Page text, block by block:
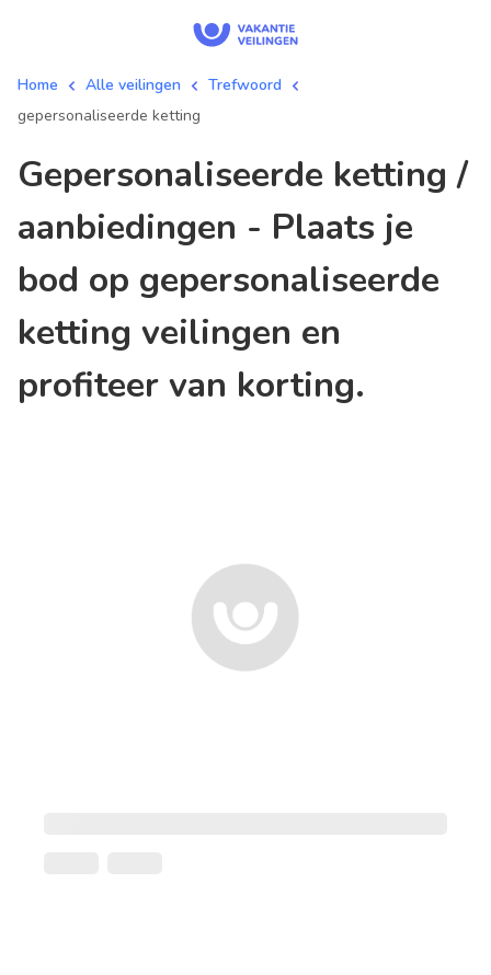
Home Alle veilingen
Trefwoord
gepersonaliseerde ketting
gepersonaliseerde ketting /
aanbiedingen - Plaats je
bod op gepersonaliseerde
ketting veilingen en
profiteer van korting.